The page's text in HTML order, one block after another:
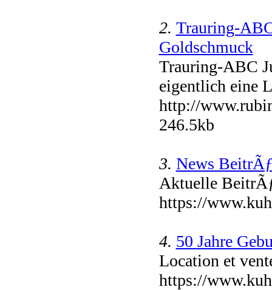
2. Trauring-
Goldschmuck
Trauring-ABC
eigentlich eine
http://
246.5kb
3. News
Aktuelle
https://
4. 50 Jahre
Location et
https://